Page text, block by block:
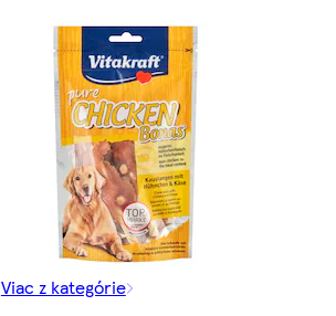
Viac z kategórie